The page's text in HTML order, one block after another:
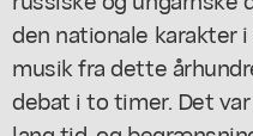
den nationale karakter
musik fra dette
debat i to timer. Det